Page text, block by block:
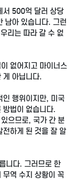
서 500억 달러 상당
남아 있습니다. 그런
리는 따라 갈 수 없
없어지고 마이너스
게 아닙니다.
인 행위이지만, 미국
방법이 없습니다.
으므로, 국가 간 분
전하게 된 것을 잘 알
니다. 그러므로 한
무역 수지 상황이 꼭